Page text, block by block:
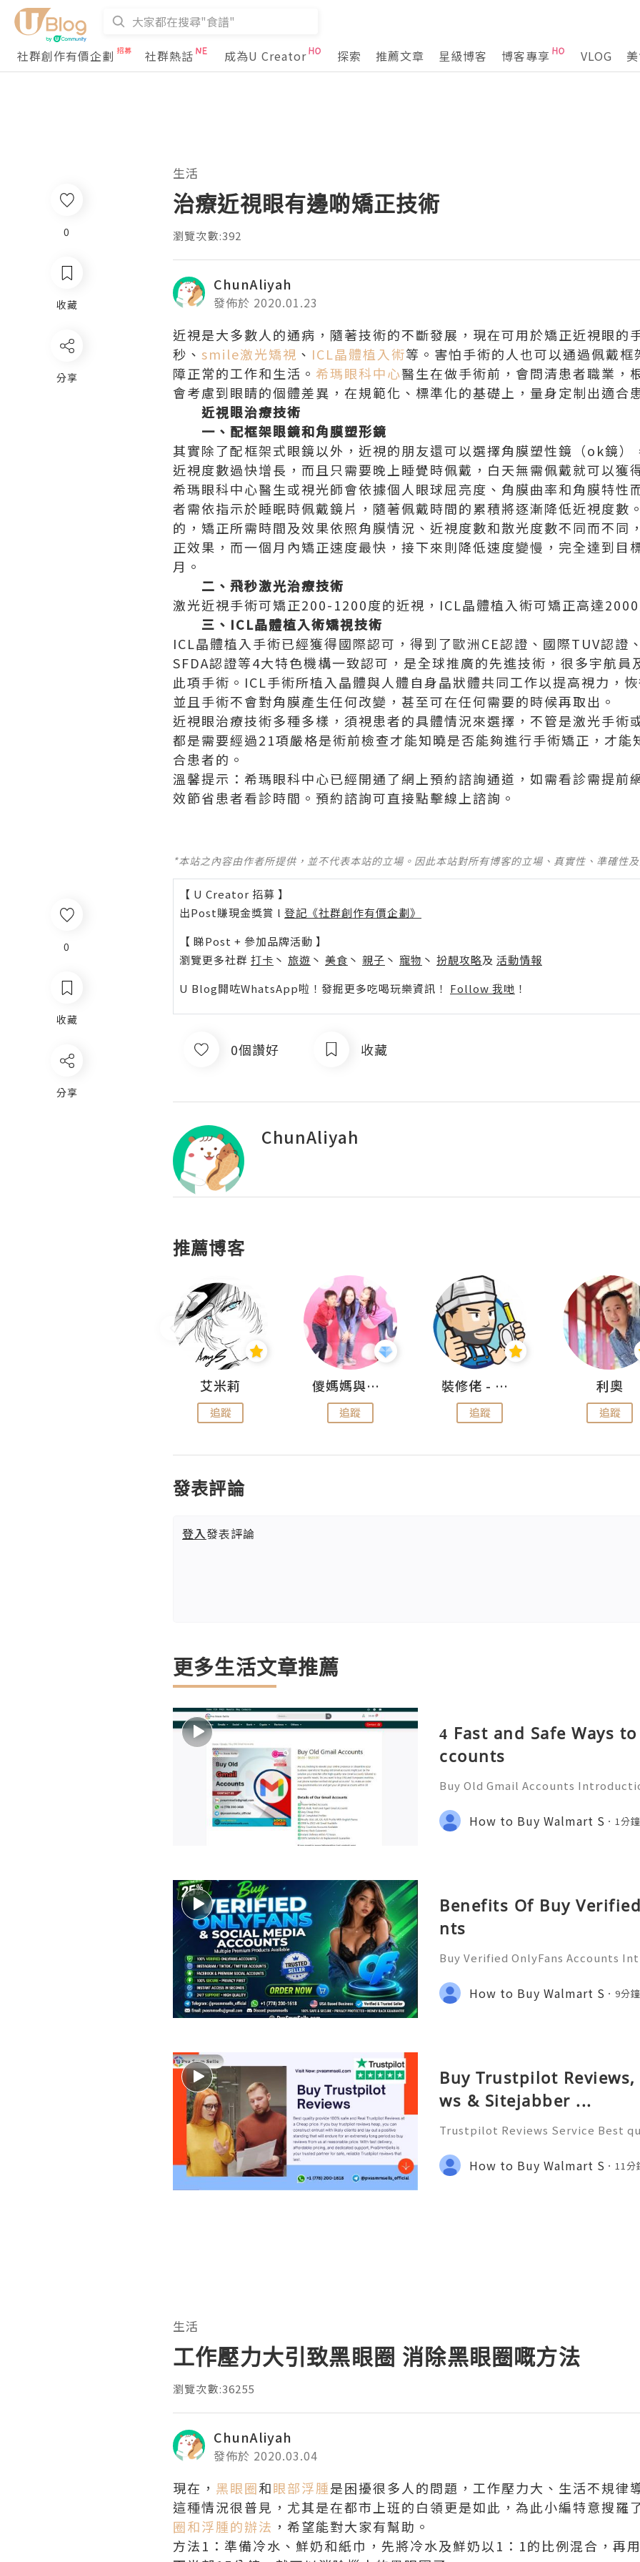
社群創作有價企劃 社群熱話 成為U Creator 探索 推薦文章 星級博客 博客專享 VLOG
0
收藏
分享
生活
治療近視眼有邊啲矯正技術
瀏覽次數:392
ChunAliyah
發佈於 2020.01.23
近視是大多數人的通病，隨著技術的不斷發展，現在可用於矯正近視眼的
秒、 smile激光矯視 、 ICL晶體植入術等。害怕手術的人也可以通過佩戴
障正常的工作和生活。 希瑪眼科中心醫生在做手術前，會問清患者職業，
會考慮到眼睛的個體差異，在規範化、標準化的基礎上，量身定制出適合
近視眼治療技術
一、配框架眼鏡和角膜塑形鏡
其實除了配框架式眼鏡以外，近視的朋友還可以選擇角膜塑性鏡（ok鏡）
近視度數過快增長，而且只需要晚上睡覺時佩戴，白天無需佩戴就可以獲
希瑪眼科中心醫生或視光師會依據個人眼球屈亮度、角膜曲率和角膜特性
者需依指示於睡眠時佩戴鏡片，隨著佩戴時間的累積將逐漸降低近視度數
的，矯正所需時間及效果依照角膜情況、近視度數和散光度數不同而不同
正效果，而一個月內矯正速度最快，接下來則降低速度變慢，完全達到目
月。
二、飛秒激光治療技術
激光近視手術可矯正200-1200度的近視，ICL晶體植入術可矯正高達
三、ICL晶體植入術矯視技術
ICL晶體植入手術已經獲得國際認可，得到了歐洲CE認證、國際TUV認證
SFDA認證等4大特色機構一致認可，是全球推廣的先進技術，很多宇航員
此項手術。ICL手術所植入晶體與人體自身晶狀體共同工作以提高視力，
並且手術不會對角膜產生任何改變，甚至可在任何需要的時候再取出。
近視眼治療技術多種多樣，須視患者的具體情況來選擇，不管是激光手術
都是需要經過21項嚴格是術前檢查才能知曉是否能夠進行手術矯正，才能
合患者的。
溫馨提示：希瑪眼科中心已經開通了網上預約諮詢通道，如需看診需提前
效節省患者看診時間。預約諮詢可直接點擊線上諮詢。
*本站之內容由作者所提供，並不代表本站的立場。因此本站對所有博客的立場、真實性、準確性
【 U Creator 招募 】
出Post賺現金獎賞 l 登記《社群創作有價企劃》
【 睇Post + 參加品牌活動 】
瀏覽更多社群 打卡 丶 旅遊 丶 美食 丶 親子 丶 寵物 丶 扮靚攻略及 活動情報
U Blog開咗WhatsApp啦！發掘更多吃喝玩樂資訊！ Follow 我哋 ！
0個讚好 收藏
ChunAliyah
推薦博客
艾米莉
追蹤
儍媽媽與兩隻小魔怪之家
追蹤
裝修佬 - 香港一站式網上裝修平台
追蹤
利奧
追蹤
發表評論
登入發表評論
更多生活文章推薦
4 Fast and Safe Ways
ccounts
Buy Old Gmail Accounts
expand your marketing
could be the secret wea
How to Buy Walmart S 1分
Benefits Of Buy
nts
Buy Verified OnlyFans Accounts
m, offering a platform for
their audience and mon
How to Buy Walmart S 9分
Buy Trustpilot
ws & Sitejabber ...
Trustpilot Reviews Service Best
pilot reviews heap, you can
ents and lay out a
How to Buy Walmart S 11分
0
收藏
分享
生活
工作壓力大引致黑眼圈 消除黑眼圈嘅方法
瀏覽次數:36255
ChunAliyah
發佈於 2020.03.04
現在， 黑眼圈和眼部浮腫是困擾很多人的問題，工作壓力大、生活不規律
這種情況很普見，尤其是在都市上班的白領更是如此，為此小編特意搜羅
圈和浮腫的辦法 ，希望能對大家有幫助。
方法1：準備冷水、鮮奶和紙巾，先將冷水及鮮奶以1：1的比例混合，再